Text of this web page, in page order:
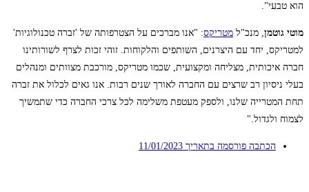
הוא טבעי".
מוטי גוטמן, מנכ"ל מטריקס: "אנו מברכים על הצטרפותה של 'זברה טכנולוגיות'
למטריקס, יחד עם היצרנים, השותפים והלקוחות. זוהי זכות לצרף לשורותינו
חברה איכותית, מצליחה ומקצועית, שכמו מטריקס, מורכבת מצוותים ומנהלים
בעלי ניסיון רב שרצים עם החברה לאורך שנים רבות. אנו גאים לכלול את זברה
תחת המטרייה שלנו, ולספק מעטפת משלימה לכל צרכי החברה כדי שתמשיך
לצמוח ולגדול."
הכתבה פורסמה בתאריך 11/01/2023